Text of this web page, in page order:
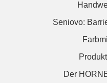
Seniovo:
Der